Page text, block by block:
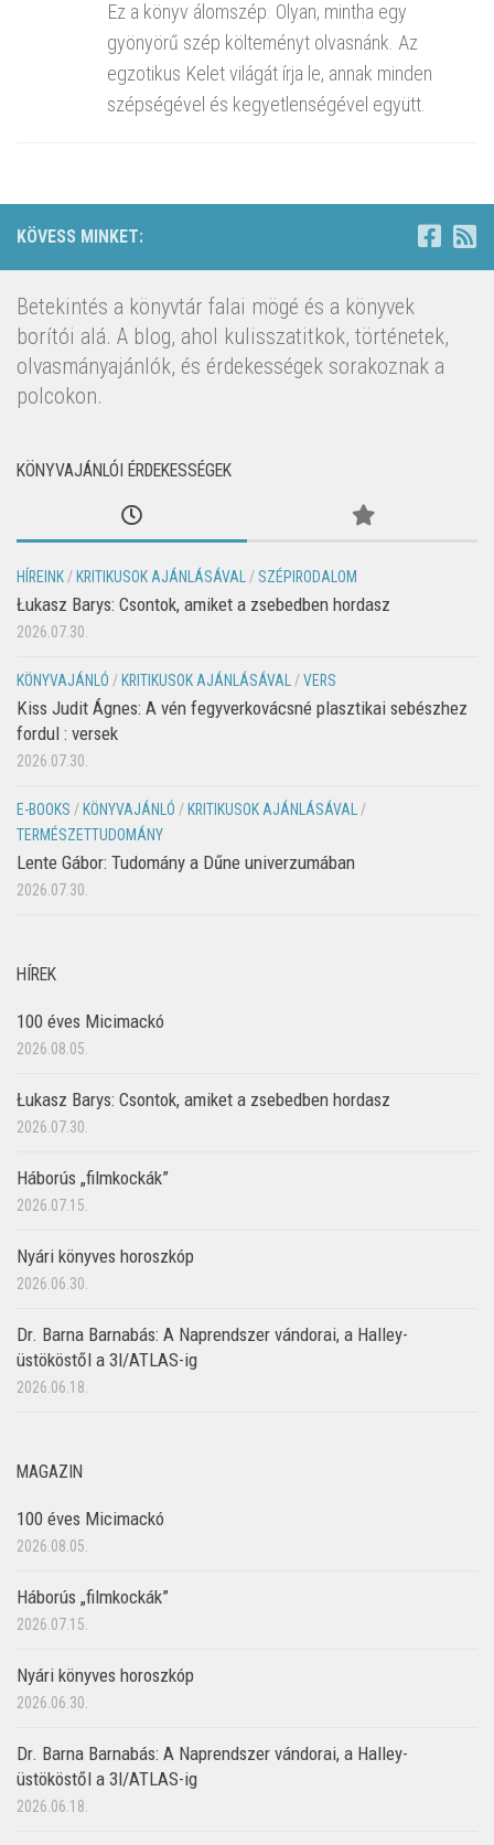
Ez a könyv álomszép. Olyan, mintha egy
gyönyörű szép költeményt olvasnánk. Az
egzotikus Kelet világát írja le, annak minden
szépségével és kegyetlenségével együtt.
KÖVESS MINKET:
Betekintés a könyvtár falai mögé és a könyvek
borítói alá. A blog, ahol kulisszatitkok, történetek,
olvasmányajánlók, és érdekességek sorakoznak a
polcokon.
KÖNYVAJÁNLÓI ÉRDEKESSÉGEK
HÍREINK/ KRITIKUSOK AJÁNLÁSÁVAL/ SZÉPIRODALOM
Łukasz Barys: Csontok, amiket a zsebedben hordasz
2026.07.30.
KÖNYVAJÁNLÓ / KRITIKUSOK AJÁNLÁSÁVAL/VERS
Kiss Judit Ágnes: A vén fegyverkovácsné plasztikai sebészhez
fordul : versek
2026.07.30.
E-BOOKS / KÖNYVAJÁNLÓ / KRITIKUSOK AJÁNLÁSÁVAL/
TERMÉSZETTUDOMÁNY
Lente Gábor: Tudomány a Dűne univerzumában
2026.07.30.
HÍREK
100 éves Micimackó
2026.08.05.
Łukasz Barys: Csontok, amiket a zsebedben hordasz
2026.07.30.
Háborús „filmkockák”
2026.07.15.
Nyári könyves horoszkóp
2026.06.30.
Dr. Barna Barnabás: A Naprendszer vándorai, a Halley-
üstököstől a 3I/ATLAS-ig
2026.06.18.
MAGAZIN
100 éves Micimackó
2026.08.05.
Háborús „filmkockák”
2026.07.15.
Nyári könyves horoszkóp
2026.06.30.
Dr. Barna Barnabás: A Naprendszer vándorai, a Halley-
üstököstől a 3I/ATLAS-ig
2026.06.18.